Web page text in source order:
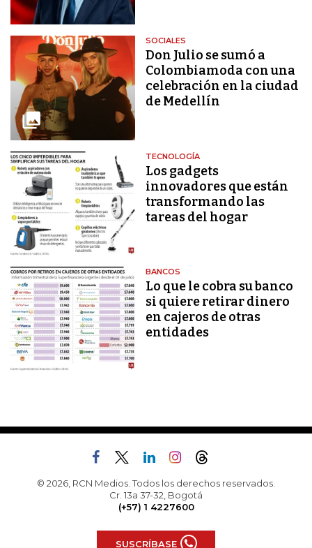
SOCIALES
Don Julio se sumó a
Colombiamoda con una
celebración en la ciudad
de Medellín
TECNOLOGÍA
Los gadgets
innovadores que están
transformando las
tareas del hogar
BANCOS
Lo que le cobra su banco
si quiere retirar dinero
en cajeros de otras
entidades
© 2026, RCN Medios. Todos los derechos reservados.
Cr. 13a 37-32, Bogotá
(+57) 1 4227600
SUSCRÍBASE